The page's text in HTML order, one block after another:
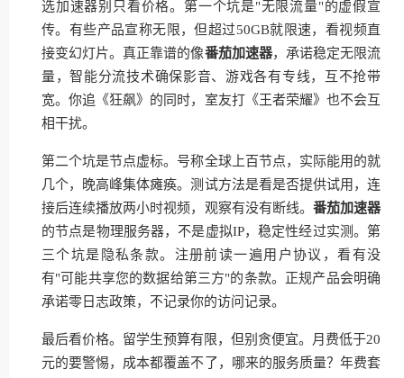
选加速器别只看价格。第一个坑是"无限流量"的虚假宣
传。有些产品宣称无限，但超过50GB就限速，看视频直
接变幻灯片。真正靠谱的像番茄加速器，承诺稳定无限流
量，智能分流技术确保影音、游戏各有专线，互不抢带
宽。你追《狂飙》的同时，室友打《王者荣耀》也不会互
相干扰。
第二个坑是节点虚标。号称全球上百节点，实际能用的就
几个，晚高峰集体瘫痪。测试方法是看是否提供试用，连
接后连续播放两小时视频，观察有没有断线。 番茄加速器
的节点是物理服务器，不是虚拟IP，稳定性经过实测。第
三个坑是隐私条款。注册前读一遍用户协议，看有没
有"可能共享您的数据给第三方"的条款。正规产品会明确
承诺零日志政策，不记录你的访问记录。
最后看价格。留学生预算有限，但别贪便宜。月费低于20
元的要警惕，成本都覆盖不了，哪来的服务质量？年费套